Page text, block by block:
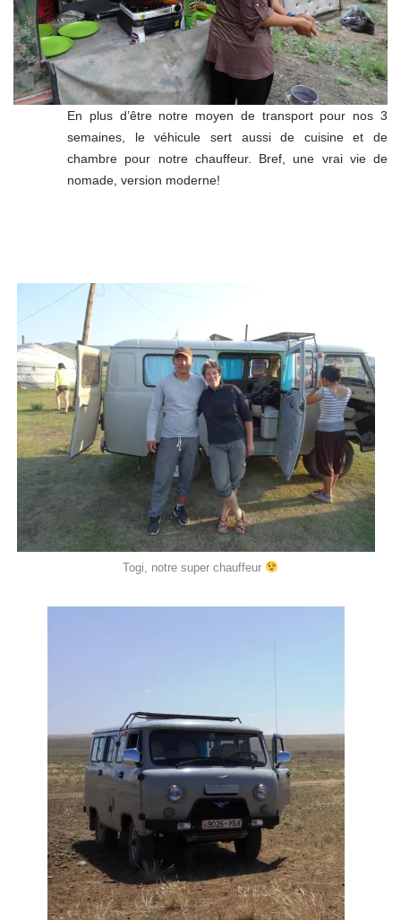
En plus d’être notre moyen de transport pour nos 3
semaines, le véhicule sert aussi de cuisine et de
chambre pour notre chauffeur. Bref, une vrai vie de
nomade, version moderne!
Togi, notre super chauffeur